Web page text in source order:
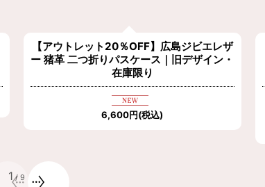
【アウトレット20％OFF】広島ジビエレザ
ー 猪革 二つ折りパスケース｜旧デザイン・
在庫限り
6,600円(税込)
1/ 9